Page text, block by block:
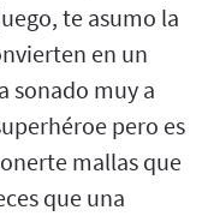
te asumo la
en un
sonado muy a
pero es
mallas que
que una